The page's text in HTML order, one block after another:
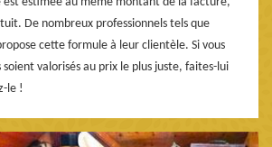
De nombreux professionnels tels que
cette formule à leur clientèle. Si vous
soient valorisés au prix le plus juste, faites-lui
le !